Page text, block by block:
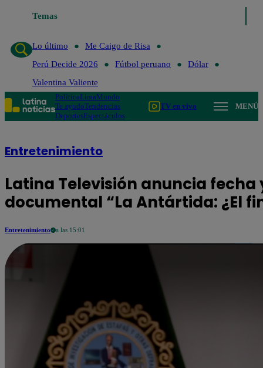
TemasLo último
Lo último
Me Caigo de Risa
Perú Decide 2026
Fútbol peruano
Dólar
Valentina Valiente
PolíticaLimaMundo
Te ayudoTendencias
DeportesEspectáculos
TV en vivo MENÚ
Entretenimiento
Latina Televisión anuncia fecha
documental “La Antártida: ¿El
Entretenimiento a las 15:01